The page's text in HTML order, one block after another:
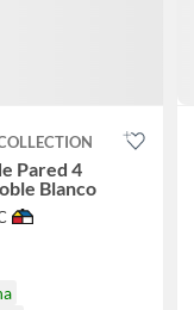
Pared 4
Blanco